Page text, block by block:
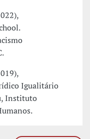
Igualitário
Instituto